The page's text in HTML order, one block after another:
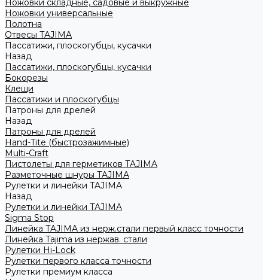
Ножовки складные, садовые и выкружные
Ножовки универсальные
Полотна
Отвесы TAJIMA
Пассатижи, плоскогубцы, кусачки
Назад
Пассатижи, плоскогубцы, кусачки
Бокорезы
Клещи
Пассатижи и плоскогубцы
Патроны для дрелей
Назад
Патроны для дрелей
Hand-Tite (быстрозажимные)
Multi-Craft
Пистолеты для герметиков TAJIMA
Разметочные шнуры TAJIMA
Рулетки и линейки TAJIMA
Назад
Рулетки и линейки TAJIMA
Sigma Stop
Линейка TAJIMA из нерж.стали первый класс точности
Линейка Tajima из нержав. стали
Рулетки Hi-Lock
Рулетки первого класса точности
Рулетки премиум класса